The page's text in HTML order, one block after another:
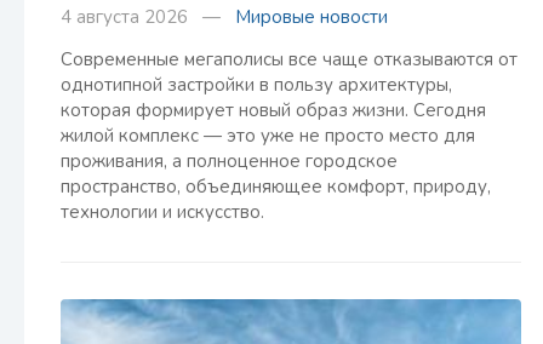
4 августа 2026 — Мировые новости
Современные мегаполисы все чаще отказываются от
однотипной застройки в пользу архитектуры,
которая формирует новый образ жизни. Сегодня
жилой комплекс — это уже не просто место для
проживания, а полноценное городское
пространство, объединяющее комфорт, природу,
технологии и искусство.